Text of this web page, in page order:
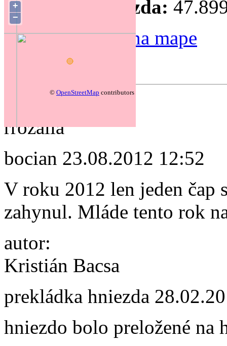
+
−
© OpenStreetMap contributors
Súradnice hniezda:
Zmeniť polohu na mape
rrozália
bocian 23.08.2012 12:52
V roku 2012 len jeden čap
zahynul. Mláde tento rok
autor:
Kristián Bacsa
prekládka hniezda
hniezdo bolo preložené na